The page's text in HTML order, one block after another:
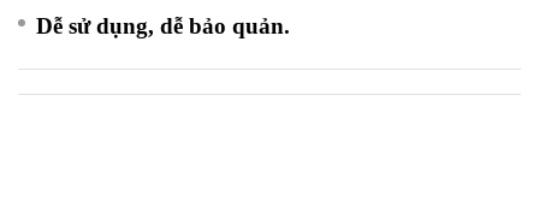
Dễ sử dụng, dễ bảo quản.